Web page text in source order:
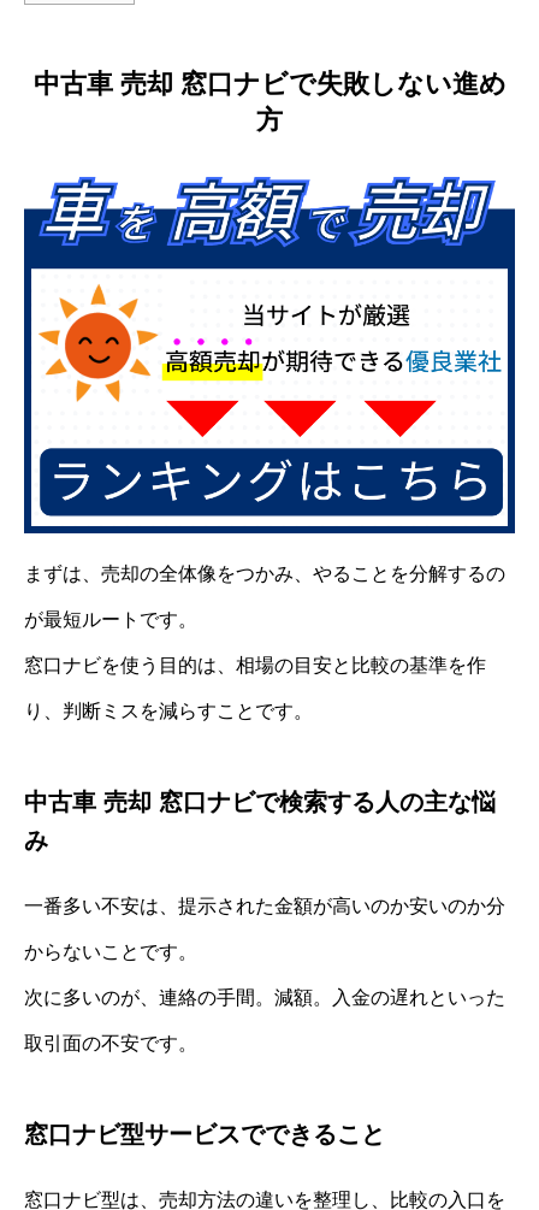
中古車 売却 窓口ナビで失敗しない進め
方
まずは、売却の全体像をつかみ、やることを分解するの
が最短ルートです。
窓口ナビを使う目的は、相場の目安と比較の基準を作
り、判断ミスを減らすことです。
中古車 売却 窓口ナビで検索する人の主な悩
み
一番多い不安は、提示された金額が高いのか安いのか分
からないことです。
次に多いのが、連絡の手間。減額。入金の遅れといった
取引面の不安です。
窓口ナビ型サービスでできること
窓口ナビ型は、売却方法の違いを整理し、比較の入口を